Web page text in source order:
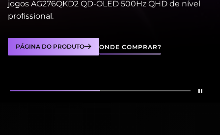
jogos AG276QKD2 QD-OLED 500Hz QHD de nível
profissional.
PÁGINA DO PRODUTO ONDE COMPRAR?
Parar
AG246FK6